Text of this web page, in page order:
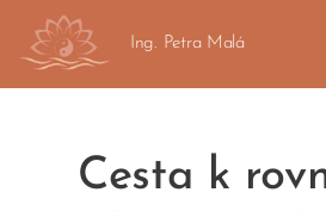
Ing. Petra Malá
Cesta k